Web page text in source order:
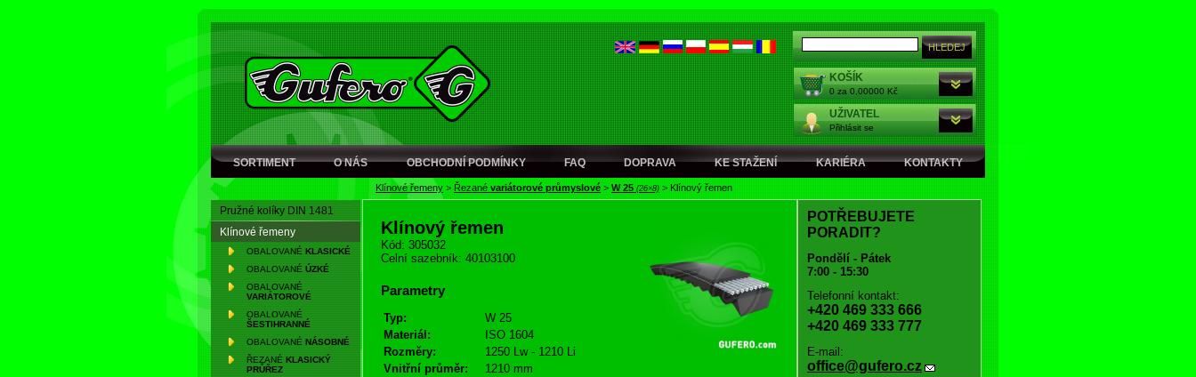
KOŠÍK
0 za 0,00000 Kč
UŽIVATEL
Přihlásit se
SORTIMENT O NÁS OBCHODNÍ PODMÍNKY FAQ DOPRAVA KE STAŽENÍ KARIÉRA KONTAKTY
Klínové řemeny > Řezané variátorové průmyslové > W 25 (26×8) > Klínový řemen
Pružné kolíky DIN 1481
Klínové řemeny
OBALOVANÉ KLASICKÉ
OBALOVANÉ ÚZKÉ
OBALOVANÉ
VARIÁTOROVÉ
OBALOVANÉ
ŠESTIHRANNÉ
OBALOVANÉ NÁSOBNÉ
ŘEZANÉ KLASICKÝ
PRŮŘEZ
Klínový řemen
Kód: 305032
Celní sazebník: 40103100
Parametry
Typ:
W 25
Materiál:
ISO 1604
Rozměry:
1250 Lw - 1210 Li
Vnitřní průměr:
1210 mm
POTŘEBUJETE
PORADIT?
Pondělí - Pátek
7:00 - 15:30
Telefonní kontakt:
+420 469 333 666
+420 469 333 777
E-mail:
office@gufero.cz